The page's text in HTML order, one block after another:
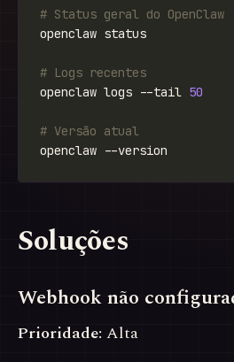
# Status geral do OpenClaw
# Logs recentes
openclaw logs --tail 50
# Versão atual
Soluções
Webhook não
Prioridade: Alta